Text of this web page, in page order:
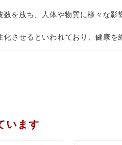
を放ち、人体や物質に様々な影
させるといわれており、健康を
います